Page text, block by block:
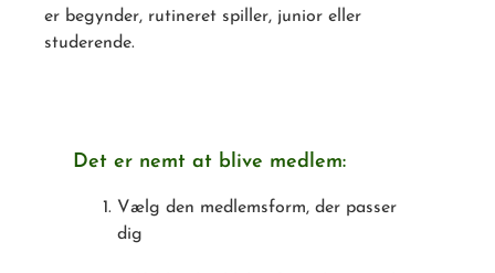
er begynder, rutineret spiller, junior eller
studerende.
Det er nemt at blive medlem:
Vælg den medlemsform, der passer
dig